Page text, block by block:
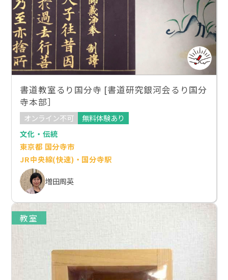
書道教室るり国分寺 [書道研究銀河会るり国分
寺本部］
オンライン不可
無料体験あり
文化・伝統
東京都 国分寺市
JR中央線(快速)・国分寺駅
増田周英
教室